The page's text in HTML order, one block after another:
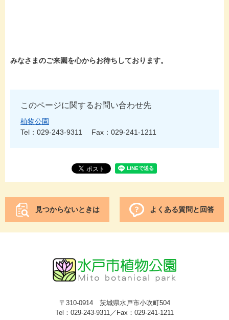
みなさまのご来園を心からお待ちしております。
このページに関するお問い合わせ先
植物公園
Tel：029-243-9311
Fax：029-241-1211
見つからないときは よくある質問と回答
〒310-0914 茨城県水戸市小吹町504
Tel：029-243-9311／Fax：029-241-1211